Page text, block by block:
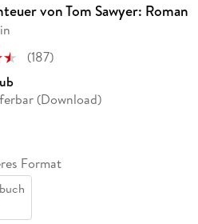
von Tom Sawyer: Roman
(187)
(Download)
Format